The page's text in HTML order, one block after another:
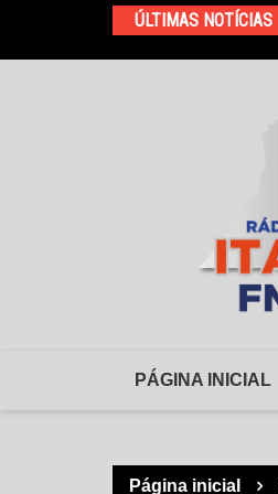
o
ÚLTIMAS NOTÍCIAS
PÁGINA INICIAL
Página inicial